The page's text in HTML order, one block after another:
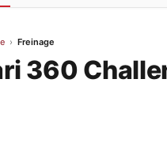
› Freinage
360